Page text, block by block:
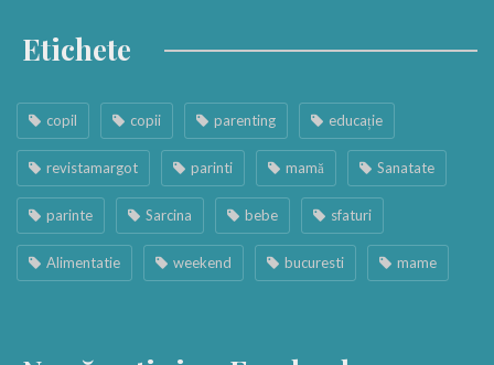
Etichete
copil copii parenting educație
revistamargot parinti mamă Sanatate
parinte Sarcina bebe sfaturi
Alimentatie weekend bucuresti mame